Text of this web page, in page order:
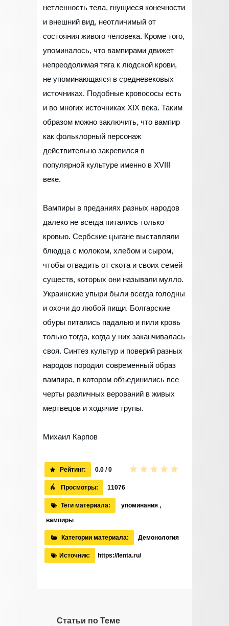
нетленность тела, гнущиеся конечности
и внешний вид, неотличимый от
состояния живого человека. Кроме того,
упоминалось, что вампирами движет
непреодолимая тяга к людской крови,
не упоминающаяся в средневековых
источниках. Подобные кровососы есть
и во многих источниках XIX века. Таким
образом можно заключить, что вампир
как фольклорный персонаж
действительно закрепился в
популярной культуре именно в XVIII
веке.
Вампиры в преданиях разных народов
далеко не всегда питались только
кровью. Сербские цыгане выставляли
блюдца с молоком, хлебом и сыром,
чтобы отвадить от скота и своих семей
существ, которых они называли мулло.
Украинские упыри были всегда голодны
и охочи до любой пищи. Болгарские
обуры питались падалью и пили кровь
только тогда, когда у них заканчивалась
своя. Синтез культур и поверий разных
народов породил современный образ
вампира, в котором объединились все
черты различных верований в живых
мертвецов и ходячие трупы.
Михаил Карпов
Рейтинг: 0.0 / 0
Просмотры: 11076
Теги материала: упоминания ,
вампиры
Категории материала: Демонология
Источник: https://lenta.ru/
Статьи по Теме